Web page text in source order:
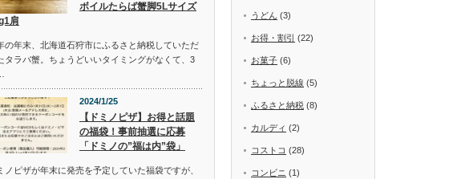
ボイルたらば蟹脚5Lサイズ
肩
の年末、北海道石狩市にふるさと納税していただ
タラバ蟹。ちょうどいいタイミングがなくて、3
2024/1/25
【ドミノピザ】お得と話題
の福袋！事前抽選に応募
「ドミノの”福は内”袋」
ノピザが年末に発売を予定していた福袋ですが、
うどん (3)
お得・割引 (22)
お菓子 (6)
ちょっと脱線 (5)
ふるさと納税 (8)
カルディ (2)
コストコ (28)
コンビニ (1)